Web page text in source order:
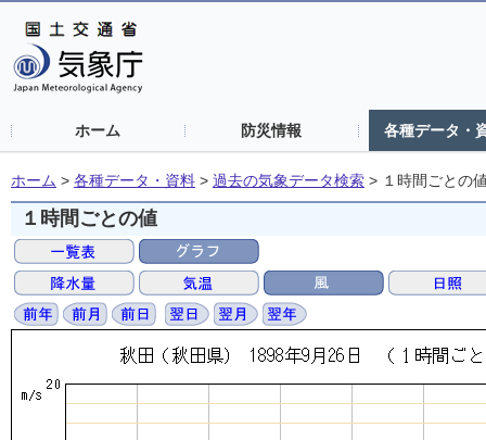
ホーム 防災情報 各種データ・
ホーム > 各種データ・資料 > 過去の気象データ検索 > １時間ごとの
１時間ごとの値